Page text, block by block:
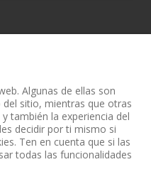
Algunas de ellas son
sitio, mientras que otras
también la experiencia del
decidir por ti mismo si
Ten en cuenta que si las
todas las funcionalidades